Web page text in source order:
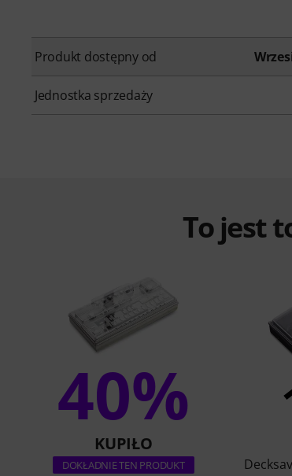
Produkt dostępny od
Jednostka sprzedaży
To jest
40%
KUPIŁO
DOKŁADNIE TEN PRODUKT